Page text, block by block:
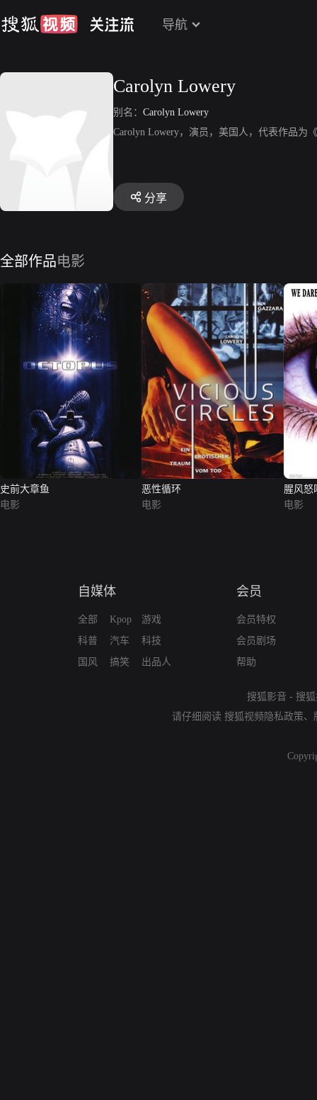
导航
Carolyn Lowery
别名： Carolyn Lowery
Carolyn Lowery，演员，美国人，代表作品为
分享
全部作品电影
史前大章鱼
电影
恶性循环
电影
腥风怒
电影
自媒体
全部
科普
国风
Kpop
汽车
搞笑
游戏
科技
出品人
会员
会员特权
会员剧场
帮助
搜狐影音 - 搜
请仔细阅读 搜狐视频隐私政策、